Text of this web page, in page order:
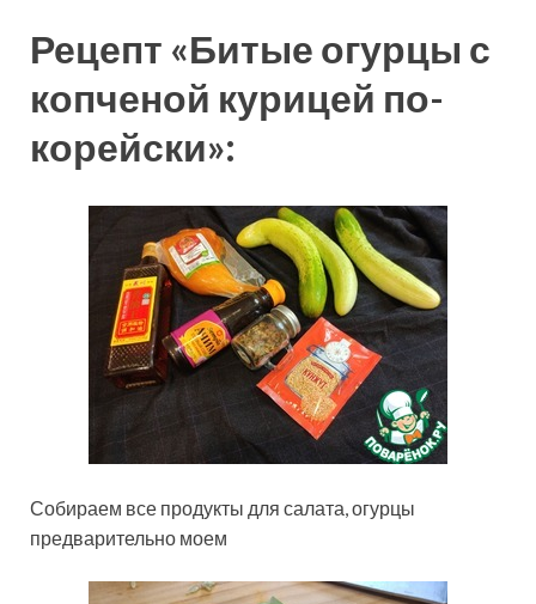
Рецепт «Битые огурцы с
копченой курицей по-
корейски»:
Собираем все продукты для салата, огурцы
предварительно моем